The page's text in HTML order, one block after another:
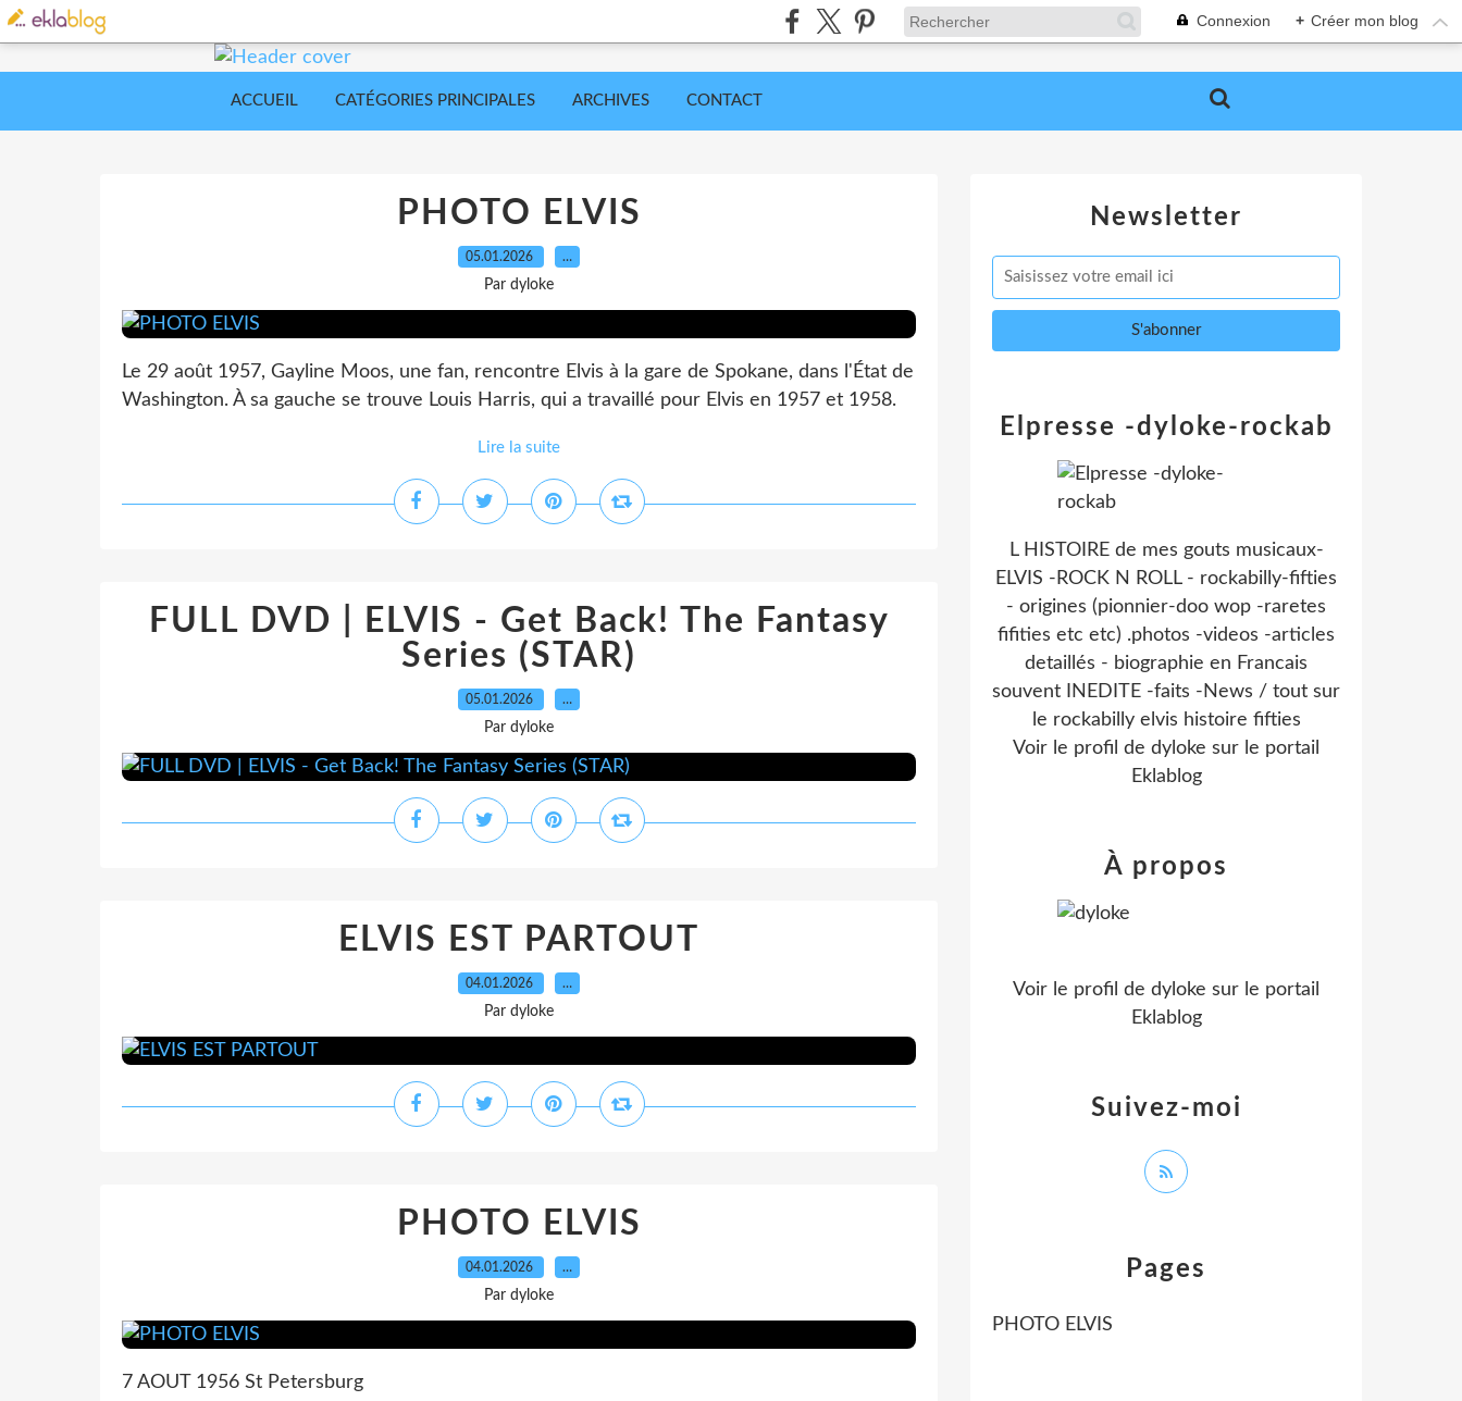
Connexion + Créer mon blog
ACCUEIL CATÉGORIES PRINCIPALES ARCHIVES CONTACT
PHOTO ELVIS
05.01.2026 …
Par dyloke
Le 29 août 1957, Gayline Moos, une fan, rencontre Elvis à la gare de Spokane, dans l'État de
Washington. À sa gauche se trouve Louis Harris, qui a travaillé pour Elvis en 1957 et 1958.
Lire la suite
FULL DVD | ELVIS - Get Back! The Fantasy
Series (STAR)
05.01.2026 …
Par dyloke
ELVIS EST PARTOUT
04.01.2026 …
Par dyloke
PHOTO ELVIS
04.01.2026 …
Par dyloke
7 AOUT 1956 St Petersburg
Newsletter
Pages
PHOTO ELVIS
Elpresse -dyloke-rockab
L HISTOIRE de mes gouts musicaux-
ELVIS -ROCK N ROLL - rockabilly-fifties
- origines (pionnier-doo wop -raretes
fifities etc etc) .photos -videos -articles
detaillés - biographie en Francais
souvent INEDITE -faits -News / tout sur
le rockabilly elvis histoire fifties
Voir le profil de dyloke sur le portail
Eklablog
Suivez-moi
À propos
Voir le profil de dyloke sur le portail
Eklablog